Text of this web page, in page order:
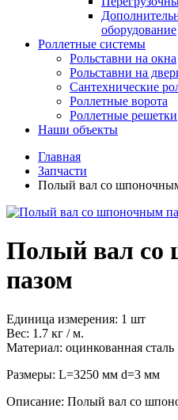
оборудование
Роллетные системы
Рольставни на окна
Рольставни на
Сантехнические
Роллетные ворота
Роллетные решетки
Наши объекты
Главная
Запчасти
Полый вал со
Полый вал со
пазом
Единица измерения: 1 шт
Вес: 1.7 кг / м.
Материал: оцинкованная сталь
Размеры: L=3250 мм d=3 мм
Описание: Полый вал со